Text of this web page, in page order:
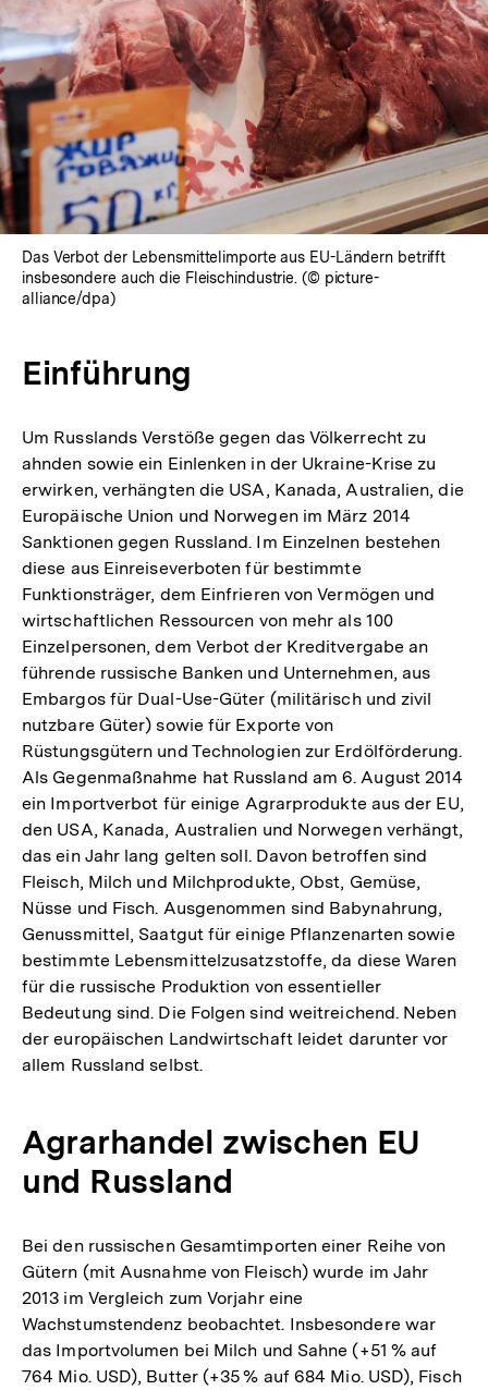
Das Verbot der Lebensmittelimporte aus EU-Ländern betrifft
insbesondere auch die Fleischindustrie. (© picture-
alliance/dpa)
Einführung
Um Russlands Verstöße gegen das Völkerrecht zu
ahnden sowie ein Einlenken in der Ukraine-Krise zu
erwirken, verhängten die USA, Kanada, Australien, die
Europäische Union und Norwegen im März 2014
Sanktionen gegen Russland. Im Einzelnen bestehen
diese aus Einreiseverboten für bestimmte
Funktionsträger, dem Einfrieren von Vermögen und
wirtschaftlichen Ressourcen von mehr als 100
Einzelpersonen, dem Verbot der Kreditvergabe an
führende russische Banken und Unternehmen, aus
Embargos für Dual-Use-Güter (militärisch und zivil
nutzbare Güter) sowie für Exporte von
Rüstungsgütern und Technologien zur Erdölförderung.
Als Gegenmaßnahme hat Russland am 6. August 2014
ein Importverbot für einige Agrarprodukte aus der EU,
den USA, Kanada, Australien und Norwegen verhängt,
das ein Jahr lang gelten soll. Davon betroffen sind
Fleisch, Milch und Milchprodukte, Obst, Gemüse,
Nüsse und Fisch. Ausgenommen sind Babynahrung,
Genussmittel, Saatgut für einige Pflanzenarten sowie
bestimmte Lebensmittelzusatzstoffe, da diese Waren
für die russische Produktion von essentieller
Bedeutung sind. Die Folgen sind weitreichend. Neben
der europäischen Landwirtschaft leidet darunter vor
allem Russland selbst.
Agrarhandel zwischen EU
und Russland
Bei den russischen Gesamtimporten einer Reihe von
Gütern (mit Ausnahme von Fleisch) wurde im Jahr
2013 im Vergleich zum Vorjahr eine
Wachstumstendenz beobachtet. Insbesondere war
das Importvolumen bei Milch und Sahne (+51 % auf
764 Mio. USD), Butter (+35 % auf 684 Mio. USD), Fisch